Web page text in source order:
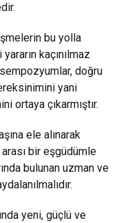
bu yolla
kaçınılmaz
doğru
yani
ortaya çıkarmıştır.
ele alınarak
bir eşgüdümle
bulunan uzman ve
yeni, güçlü ve